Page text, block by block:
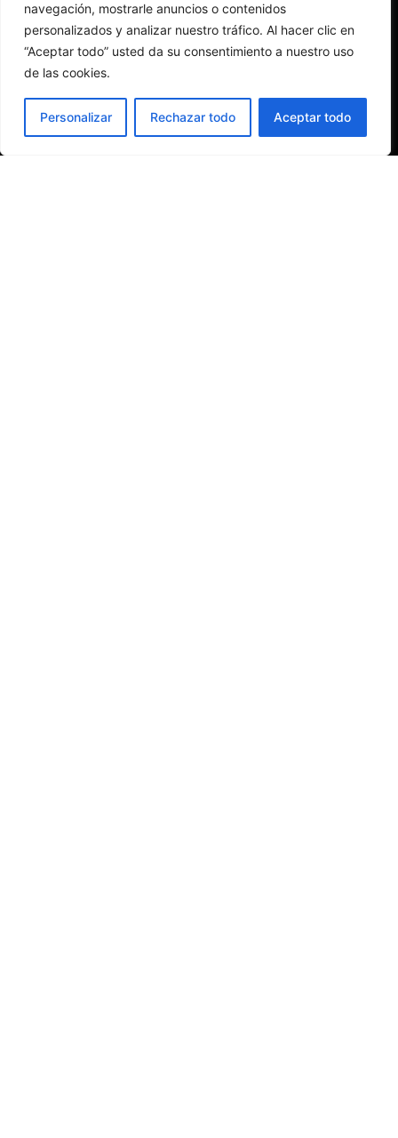
navegación, mostrarle anuncios o contenidos
personalizados y analizar nuestro tráfico. Al hacer clic en
“Aceptar todo” usted da su consentimiento a nuestro uso
de las cookies.
Personalizar Rechazar todo Aceptar todo